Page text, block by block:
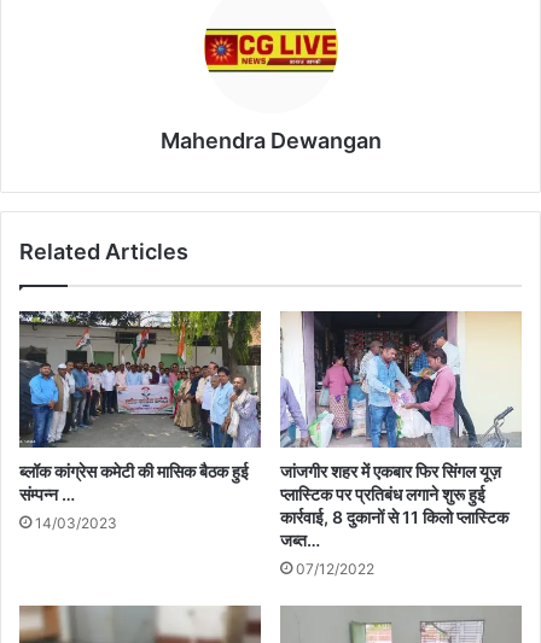
Mahendra Dewangan
Related Articles
ब्लॉक कांग्रेस कमेटी की मासिक बैठक हुई
संम्पन्न …
14/03/2023
जांजगीर शहर में एकबार फिर सिंगल यूज़
प्लास्टिक पर प्रतिबंध लगाने शुरू हुई
कार्रवाई, 8 दुकानों से 11 किलो प्लास्टिक
जब्त…
07/12/2022